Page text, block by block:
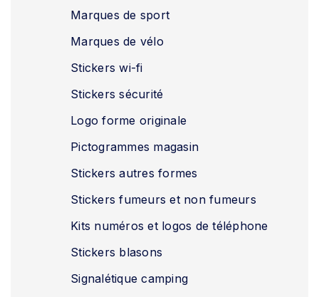
Marques de sport
Marques de vélo
Stickers wi-fi
Stickers sécurité
Logo forme originale
Pictogrammes magasin
Stickers autres formes
Stickers fumeurs et non fumeurs
Kits numéros et logos de téléphone
Stickers blasons
Signalétique camping